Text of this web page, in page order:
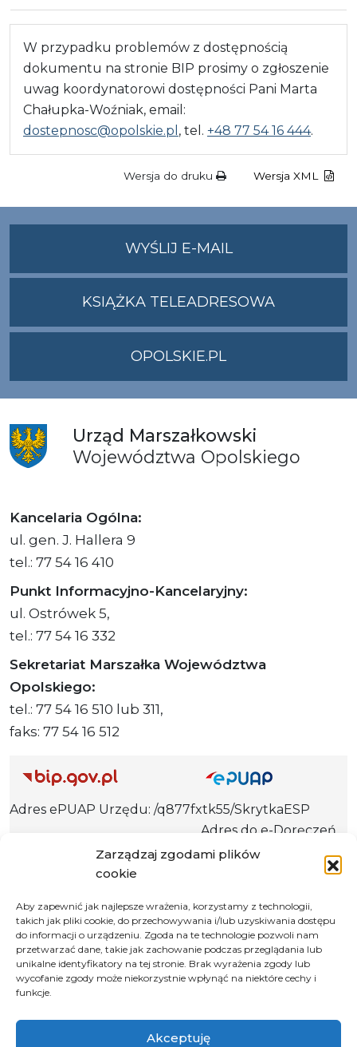
Zarządzaj zgodami plików
cookie
Aby zapewnić jak najlepsze wrażenia, korzystamy z technologii,
takich jak pliki cookie, do przechowywania i/lub uzyskiwania dostępu
do informacji o urządzeniu. Zgoda na te technologie pozwoli nam
przetwarzać dane, takie jak zachowanie podczas przeglądania lub
unikalne identyfikatory na tej stronie. Brak wyrażenia zgody lub
wycofanie zgody może niekorzystnie wpłynąć na niektóre cechy i
funkcje.
Akceptuję
W przypadku problemów z dostępnością
dokumentu na stronie BIP prosimy o zgłoszenie
uwag koordynatorowi dostępności Pani Marta
Chałupka-Woźniak, email:
dostepnosc@opolskie.pl , tel. +48 77 54 16 444.
Wersja do druku Wersja XML
WYŚLIJ E-MAILNA
ADRES
KSIĄŻKA TELEADRESOWA
OPOLSKIE.PL
Urząd Marszałkowski
Województwa Opolskiego
Kancelaria Ogólna:
ul. gen. J. Hallera 9
tel.: 77 54 16 410
Punkt Informacyjno-Kancelaryjny:
ul. Ostrówek 5,
tel.: 77 54 16 332
Sekretariat Marszałka Województwa
Opolskiego:
tel.: 77 54 16 510 lub 311,
faks: 77 54 16 512
Adres ePUAP Urzędu: /q877fxtk55/SkrytkaESP
Adres do e-Doręczeń
Urzędu: AE:PL-66703-73759-IGTUV-14
Polityka prywatności
Klauzula informacyjna RODO
Deklaracja dostępności
Instrukcja obsługi BIP